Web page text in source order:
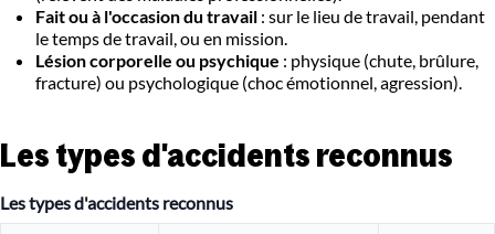
Fait ou à l'occasion du travail : sur le lieu de travail, pendant
le temps de travail, ou en mission.
Lésion corporelle ou psychique : physique (chute, brûlure,
fracture) ou psychologique (choc émotionnel, agression).
Les types d'accidents reconnus
Les types d'accidents reconnus